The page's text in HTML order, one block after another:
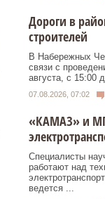
Дороги в
строителей
В Набережных
связи с
августа, с 15:00
07.08.2026, 07:02
«КАМАЗ» и
Специалисты
работают над
ведется ...